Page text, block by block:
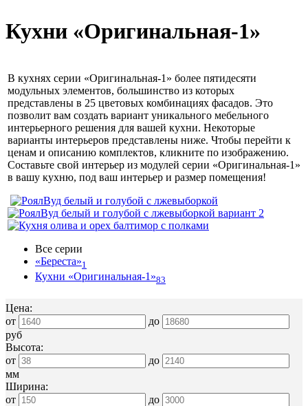
Кухни «Оригинальная-1»
В кухнях серии «Оригинальная-1» более пятидесяти
модульных элементов, большинство из которых
представлены в 25 цветовых комбинациях фасадов. Это
позволит вам создать вариант уникального мебельного
интерьерного решения для вашей кухни. Некоторые
варианты интерьеров представлены ниже. Чтобы перейти к
ценам и описанию комплектов, кликните по изображению.
Составьте свой интерьер из модулей серии «Оригинальная-1»
в вашу кухню, под ваш интерьер и размер помещения!
Все серии
«Береста»1
Кухни «Оригинальная-1»83
Цена:
от
до
руб
Высота:
от
до
мм
Ширина:
от
до